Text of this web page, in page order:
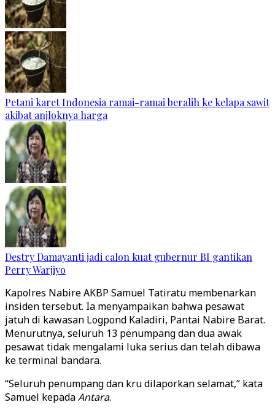
Petani karet Indonesia ramai-ramai beralih ke kelapa sawit
akibat anjloknya harga
Destry Damayanti jadi calon kuat gubernur BI gantikan
Perry Warjiyo
Kapolres Nabire AKBP Samuel Tatiratu membenarkan
insiden tersebut. Ia menyampaikan bahwa pesawat
jatuh di kawasan Logpond Kaladiri, Pantai Nabire Barat.
Menurutnya, seluruh 13 penumpang dan dua awak
pesawat tidak mengalami luka serius dan telah dibawa
ke terminal bandara.
“Seluruh penumpang dan kru dilaporkan selamat,” kata
Samuel kepadaAntara.